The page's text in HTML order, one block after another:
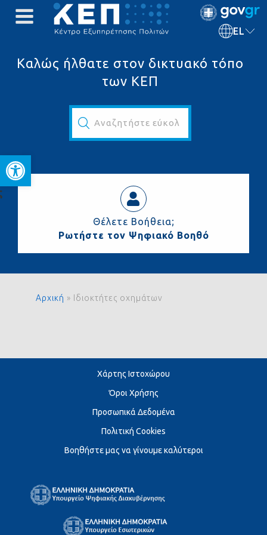
Ανοίξτε τη γραμμή
EL
Καλώς ήλθατε στον δικτυακό τόπο
των ΚΕΠ
Αναζητήστε εύκολα και γρήγορα...
Θέλετε Βοήθεια;
Ρωτήστε τον Ψηφιακό Βοηθό
Αρχική » Ιδιοκτήτες οχημάτων
Χάρτης Ιστοχώρου
Όροι Χρήσης
Προσωπικά Δεδομένα
Πολιτική Cookies
Βοηθήστε μας να γίνουμε καλύτεροι